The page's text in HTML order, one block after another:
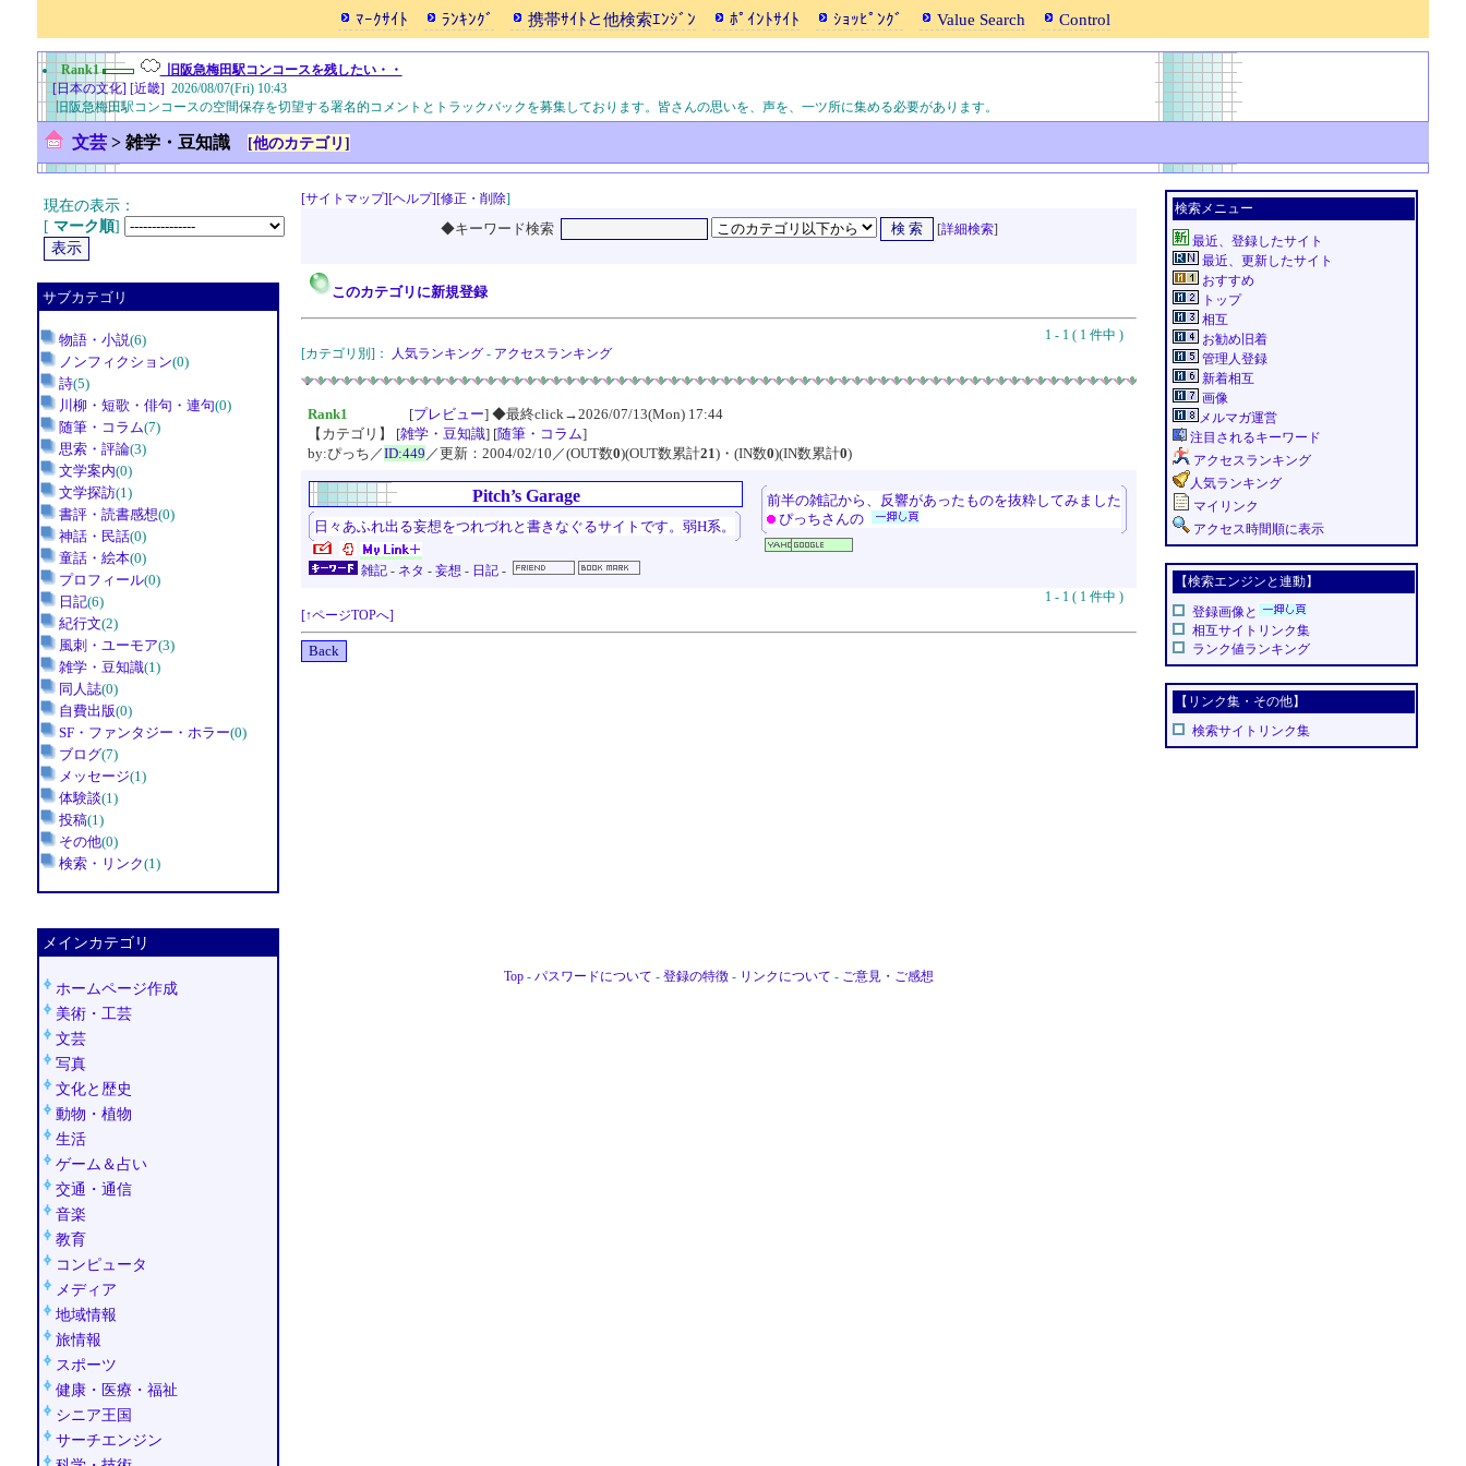
ﾏｰｸｻｲﾄ ﾗﾝｷﾝｸﾞ 携帯ｻｲﾄと他検索ｴﾝｼﾞﾝ ﾎﾟｲﾝﾄｻｲﾄ ｼｮｯﾋﾟﾝｸﾞ Value Search Control
Rank1
旧阪急梅田駅コンコースを残したい・・
[日本の文化] [近畿] 2026/08/07(Fri) 10:43
旧阪急梅田駅コンコースの空間保存を切望する署名的コメントとトラックバックを募集しております。皆さんの思いを、声を、一ツ所に集める必要があります。
文芸> 雑学・豆知識 [他のカテゴリ]
現在の表示：
[ マーク順]
サブカテゴリ
物語・小説(6)
ノンフィクション(0)
詩(5)
川柳・短歌・俳句・連句(0)
随筆・コラム(7)
思索・評論(3)
文学案内(0)
文学探訪(1)
書評・読書感想(0)
神話・民話(0)
童話・絵本(0)
プロフィール(0)
日記(6)
紀行文(2)
風刺・ユーモア(3)
雑学・豆知識(1)
同人誌(0)
自費出版(0)
SF・ファンタジー・ホラー(0)
ブログ(7)
メッセージ(1)
体験談(1)
投稿(1)
その他(0)
検索・リンク(1)
メインカテゴリ
ホームページ作成
美術・工芸
文芸
写真
文化と歴史
動物・植物
生活
ゲーム＆占い
交通・通信
音楽
教育
コンピュータ
メディア
地域情報
旅情報
スポーツ
健康・医療・福祉
シニア王国
サーチエンジン
[サイトマップ][ヘルプ][修正・削除]
◆キーワード検索 [詳細検索]
このカテゴリに新規登録
1 - 1 ( 1 件中 )
[カテゴリ別]：
人気ランキング - アクセスランキング
Rank1 [プレビュー] ◆最終click→2026/07/13(Mon) 17:44
【カテゴリ】 [雑学・豆知識] [随筆・コラム]
by:ぴっち／ID:449 ／更新：2004/02/10／(OUT数0)(OUT数累計21)・(IN数0)(IN数累計0)
Pitch’s Garage
日々あふれ出る妄想をつれづれと書きなぐるサイトです。弱H系。
雑記 - ネタ -妄想 - 日記 -
前半の雑記から、反響があったものを抜粋してみました
ぴっちさんの
1 - 1 ( 1 件中 )
[↑ページTOPへ]
Top -パスワードについて -登録の特徴 - リンクについて - ご意見・ご感想
検索メニュー
最近、登録したサイト
最近、更新したサイト
おすすめ
トップ
相互
お勧め旧着
管理人登録
新着相互
画像
メルマガ運営
注目されるキーワード
アクセスランキング
人気ランキング
マイリンク
アクセス時間順に表示
【検索エンジンと連動】
登録画像と
相互サイトリンク集
ランク値ランキング
【リンク集・その他】
検索サイトリンク集